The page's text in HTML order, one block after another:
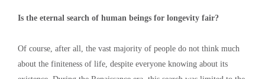
Is the eternal search of human beings for longevity fair?
Of course, after all, the vast majority of people do not think much
about the finiteness of life, despite everyone knowing about its